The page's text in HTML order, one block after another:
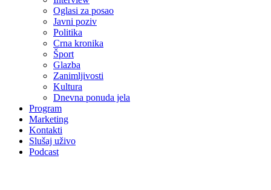
Oglasi za posao
Javni poziv
Politika
Crna kronika
Šport
Glazba
Zanimljivosti
Kultura
Dnevna ponuda jela
Program
Marketing
Kontakti
Slušaj uživo
Podcast